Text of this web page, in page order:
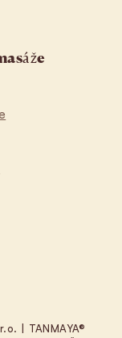
| TANMAYA®